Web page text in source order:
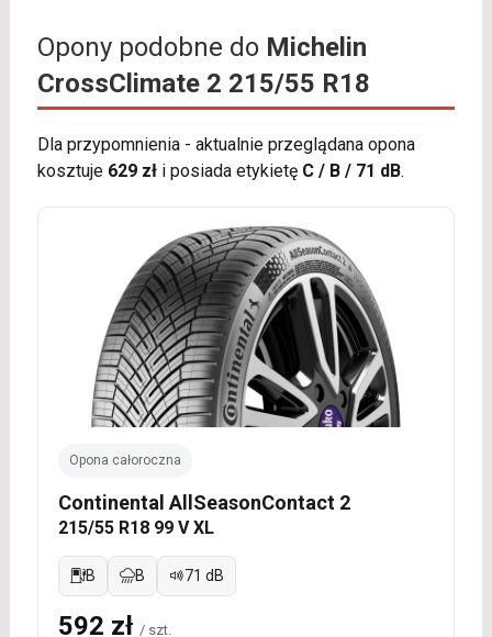
Opony podobne do Michelin
CrossClimate 2 215/55 R18
Dla przypomnienia - aktualnie przeglądana opona
kosztuje 629 złi posiada etykietę C / B / 71 dB.
Opona całoroczna
Continental AllSeasonContact 2
215/55 R18 99 V XL
B B 71 dB
592 zł / szt.